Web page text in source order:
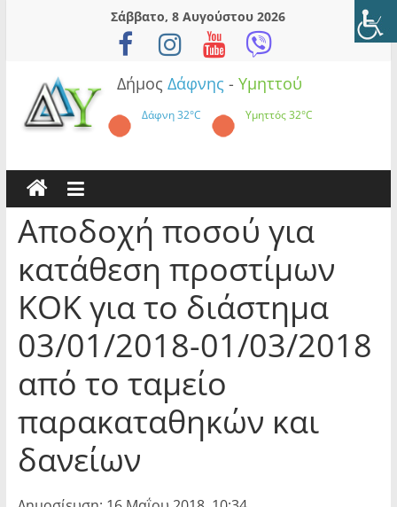
Σάββατο, 8 Αυγούστου 2026
Δήμος Δάφνης - Υμηττού
Δάφνη32°C Υμηττός32°C
Αποδοχή ποσού για
κατάθεση προστίμων
ΚΟΚ για το διάστημα
03/01/2018-01/03/2018
από το ταμείο
παρακαταθηκών και
δανείων